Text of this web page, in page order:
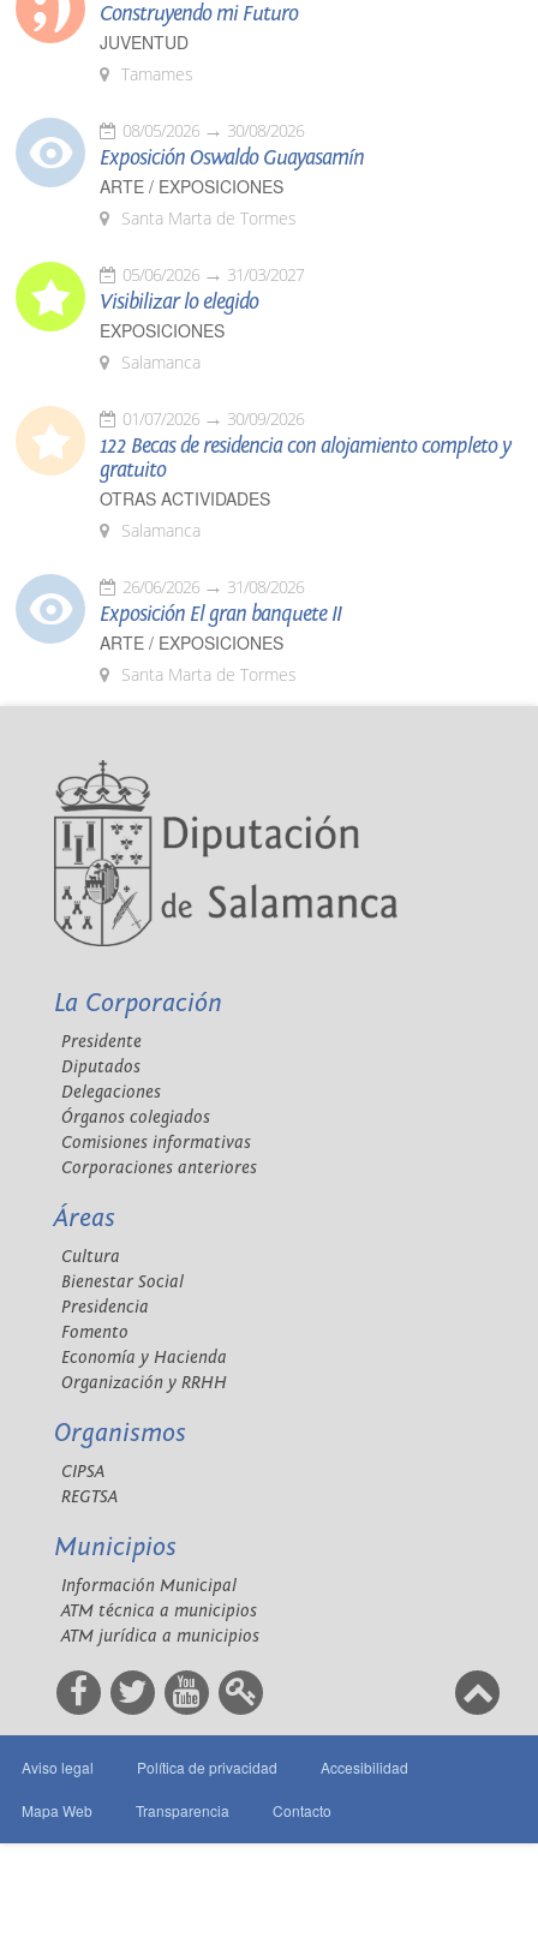
Construyendo mi Futuro
JUVENTUD
Tamames
08/05/2026 30/08/2026
Exposición Oswaldo Guayasamín
ARTE / EXPOSICIONES
Santa Marta de Tormes
05/06/2026 31/03/2027
Visibilizar lo elegido
EXPOSICIONES
Salamanca
01/07/2026 30/09/2026
122 Becas de residencia con alojamiento completo y
gratuito
OTRAS ACTIVIDADES
Salamanca
26/06/2026 31/08/2026
Exposición El gran banquete II
ARTE / EXPOSICIONES
Santa Marta de Tormes
La Corporación
Presidente
Diputados
Delegaciones
Órganos colegiados
Comisiones informativas
Corporaciones anteriores
Áreas
Cultura
Bienestar Social
Presidencia
Fomento
Economía y Hacienda
Organización y RRHH
Organismos
CIPSA
REGTSA
Municipios
Información Municipal
ATM técnica a municipios
ATM jurídica a municipios
Aviso legal Política de privacidad Accesibilidad
Mapa Web Transparencia Contacto